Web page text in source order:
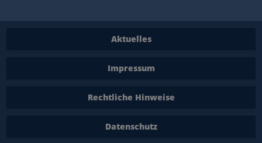
Aktuelles
Impressum
Rechtliche Hinweise
Datenschutz